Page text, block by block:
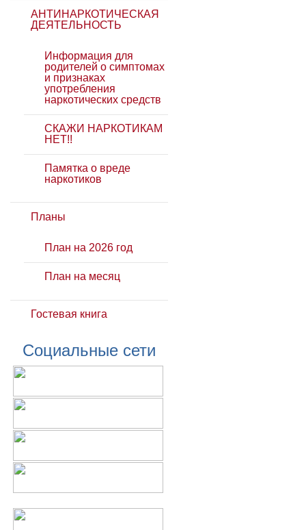
АНТИНАРКОТИЧЕСКАЯ
ДЕЯТЕЛЬНОСТЬ
Информация для
родителей о симптомах
и признаках
употребления
наркотических средств
СКАЖИ НАРКОТИКАМ
НЕТ!!
Памятка о вреде
наркотиков
Планы
План на 2026 год
План на месяц
Гостевая книга
Социальные сети